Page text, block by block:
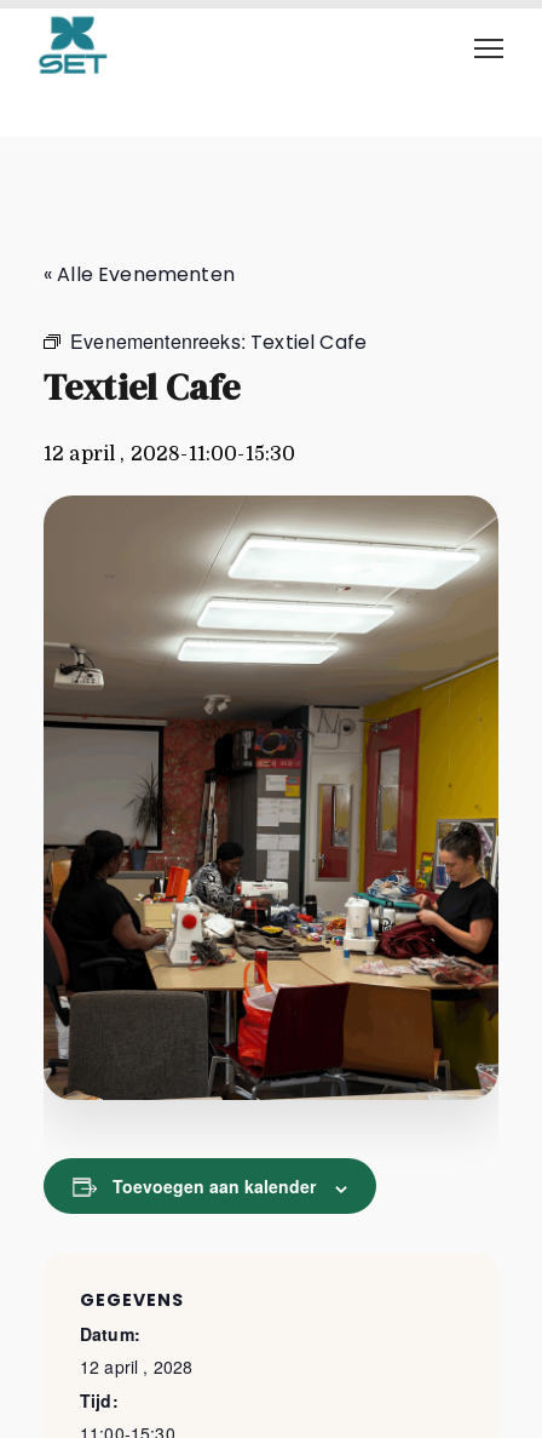
Textiel Cafe
« Alle Evenementen
Evenementenreeks: Textiel Cafe
Textiel Cafe
12 april , 2028-11:00-15:30
Toevoegen aan kalender
GEGEVENS
Datum:
12 april , 2028
Tijd: